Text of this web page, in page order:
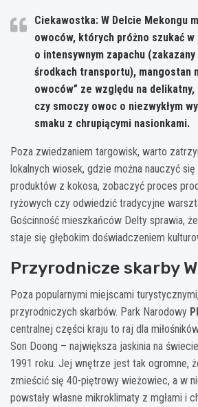
Ciekawostka: W Delcie Mekongu
owoców, których próżno szukać
o intensywnym zapachu
środkach transportu), mangostan
owoców” ze względu na delikatny,
czy smoczy owoc o niezwykłym
smaku z chrupiącymi nasionkami.
Poza zwiedzaniem targowisk, warto
lokalnych wiosek, gdzie można nauczyć
produktów z kokosa, zobaczyć proces
ryżowych czy odwiedzić tradycyjne
Gościnność mieszkańców Delty sprawia,
staje się głębokim doświadczeniem
Przyrodnicze skarby
Poza popularnymi miejscami
przyrodniczych skarbów. Park Narodowy
centralnej części kraju to raj dla
Son Doong – największa jaskinia na
1991 roku. Jej wnętrze jest tak ogromne,
zmieścić się 40-piętrowy wieżowiec, a w
powstały własne mikroklimaty z mgłami i